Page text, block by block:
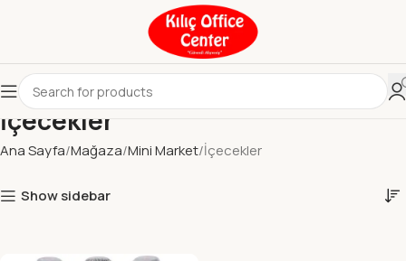
İçecekler
Ana Sayfa Mağaza Mini Market İçecekler
Show sidebar